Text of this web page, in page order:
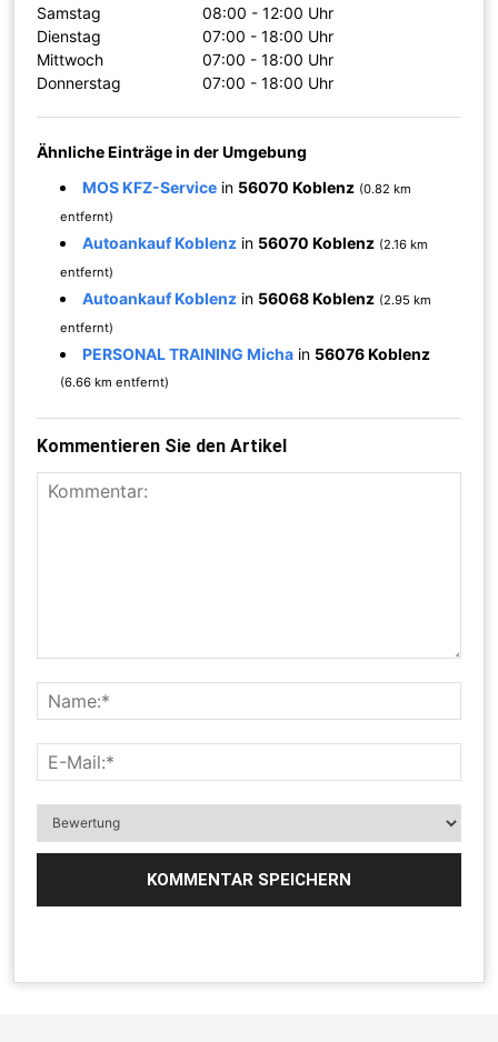
Samstag
08:00 - 12:00 Uhr
Dienstag
07:00 - 18:00 Uhr
Mittwoch
07:00 - 18:00 Uhr
Donnerstag
07:00 - 18:00 Uhr
Ähnliche Einträge in der Umgebung
MOS KFZ-Service in 56070 Koblenz (0.82 km
entfernt)
Autoankauf Koblenz in 56070 Koblenz (2.16 km
entfernt)
Autoankauf Koblenz in 56068 Koblenz (2.95 km
entfernt)
PERSONAL TRAINING Micha in 56076 Koblenz
(6.66 km entfernt)
Kommentieren Sie den Artikel